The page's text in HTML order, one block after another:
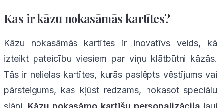
Kas ir kāzu nokasāmās kartītes?
Kāzu nokasāmās kartītes ir inovatīvs veids, kā
izteikt pateicību viesiem par viņu klātbūtni kāzās.
Tās ir nelielas kartītes, kurās paslēpts vēstījums vai
pārsteigums, kas kļūst redzams, nokasot speciālu
slāni. Kāzu nokasāmo kartīšu personalizācija ļauj